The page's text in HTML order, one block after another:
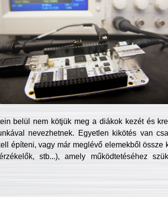
belül nem kötjük meg a diákok kezét és
nevezhetnek. Egyetlen kikötés van
építeni, vagy már meglévő elemekből össze
stb...), amely működtetéséhez